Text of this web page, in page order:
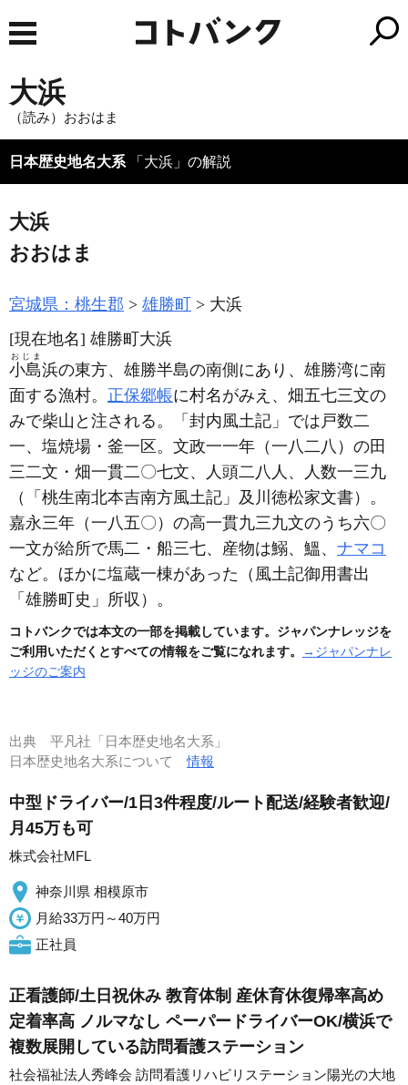
大浜
（読み）おおはま
日本歴史地名大系 「大浜」の解説
大浜
おおはま
宮城県：桃生郡 雄勝町
大浜
[現在地名] 雄勝町大浜
小島
おじま
浜の東方、雄勝半島の南側にあり、雄勝湾に南
面する漁村。 正保郷帳に村名がみえ、畑五七三文の
みで柴山と注される。「封内風土記」では戸数二
一、塩焼場・釜一区。文政一一年 （一八二八） の田
三二文・畑一貫二〇七文、人頭二八人、人数一三九
（「桃生南北本吉南方風土記」及川徳松家文書） 。
嘉永三年 （一八五〇） の高一貫九三九文のうち六〇
一文が給所で馬二・船三七、産物は鰯、鰮、 ナマコ
など。ほかに塩蔵一棟があった （風土記御用書出
「雄勝町史」所収） 。
コトバンクでは本文の一部を掲載しています。ジャパンナレッジを
ご利用いただくとすべての情報をご覧になれます。
→ジャパンナレ
ッジのご案内
出典 平凡社「日本歴史地名大系」
日本歴史地名大系について情報
中型ドライバー/1日3件程度/ルート配送/経験者歓迎/
月45万も可
株式会社MFL
神奈川県 相模原市
月給33万円～40万円
正社員
正看護師/土日祝休み 教育体制 産休育休復帰率高め
定着率高 ノルマなし ペーパードライバーOK/横浜で
複数展開している訪問看護ステーション
社会福祉法人秀峰会 訪問看護リハビリステーション陽光の大地